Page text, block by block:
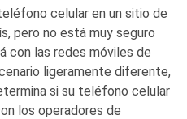
MÁS
celular en un sitio de
pero no está muy seguro
con las redes móviles de
ligeramente diferente,
si su teléfono celular
los operadores de
Tutoriales